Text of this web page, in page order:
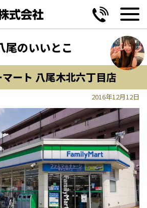
尾のいいとこ
ート 八尾木北六丁目店
2016年12月12日
区画》
区画》
画》
区画》
1区画》
1区画》
在
宣言